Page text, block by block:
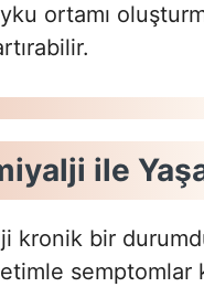
ortamı
ile
kronik bir
semptomlar